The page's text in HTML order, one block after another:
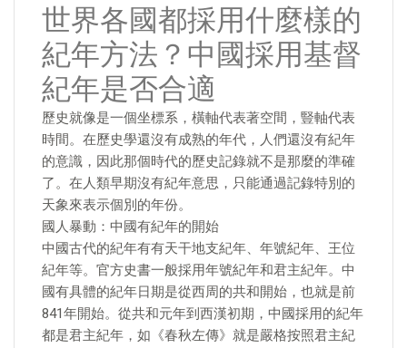
世界各國都採用什麼樣的
紀年方法？中國採用基督
紀年是否合適
歷史就像是一個坐標系，橫軸代表著空間，豎軸代表
時間。在歷史學還沒有成熟的年代，人們還沒有紀年
的意識，因此那個時代的歷史記錄就不是那麼的準確
了。在人類早期沒有紀年意思，只能通過記錄特別的
天象來表示個別的年份。
國人暴動：中國有紀年的開始
中國古代的紀年有有天干地支紀年、年號紀年、王位
紀年等。官方史書一般採用年號紀年和君主紀年。中
國有具體的紀年日期是從西周的共和開始，也就是前
841年開始。從共和元年到西漢初期，中國採用的紀年
都是君主紀年，如《春秋左傳》就是嚴格按照君主紀